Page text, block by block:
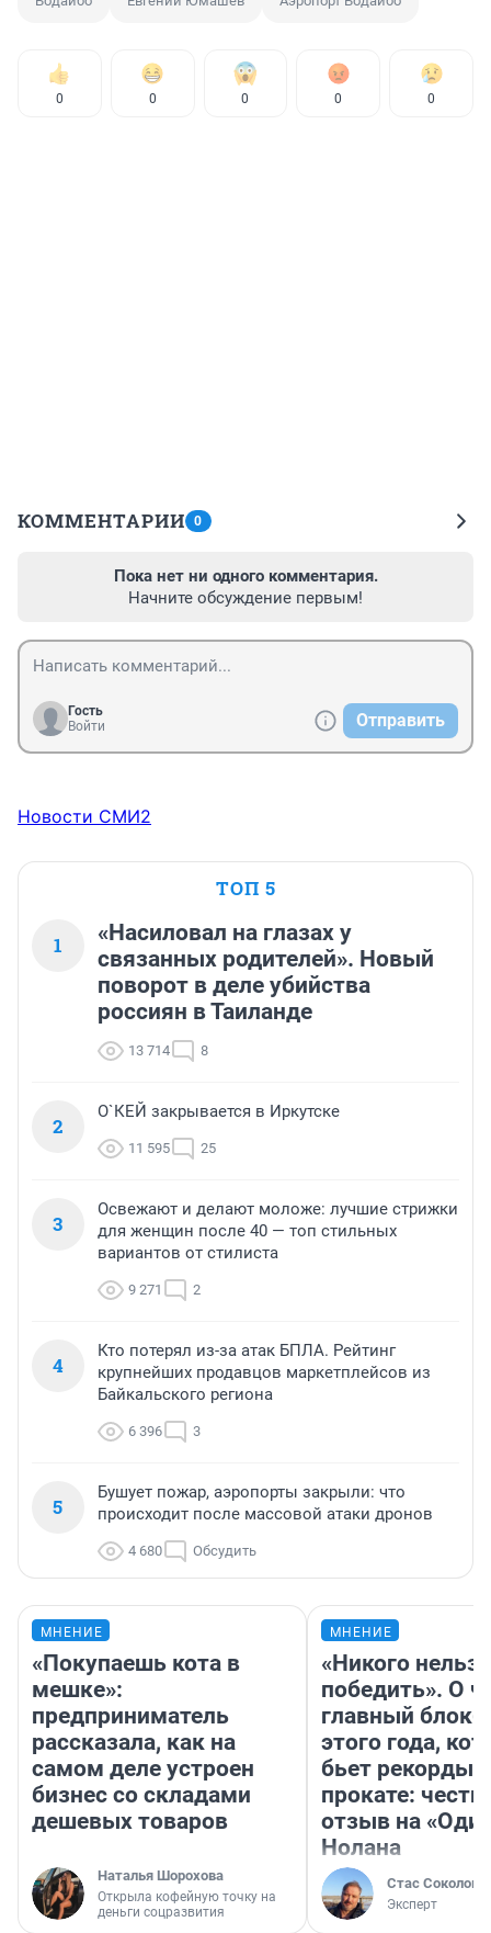
0 0 0 0 0
КОММЕНТАРИИ 0
Пока нет ни одного комментария.
Начните обсуждение первым!
Гость
Войти
Отправить
Новости СМИ2
ТОП 5
1
«Насиловал на глазах у
связанных родителей». Новый
поворот в деле убийства
россиян в Таиланде
13 714 8
2
О`КЕЙ закрывается в Иркутске
11 595 25
3
Освежают и делают моложе: лучшие стрижки
для женщин после 40 — топ стильных
вариантов от стилиста
9 271 2
4
Кто потерял из-за атак БПЛА. Рейтинг
крупнейших продавцов маркетплейсов из
Байкальского региона
6 396 3
5
Бушует пожар, аэропорты закрыли: что
происходит после массовой атаки дронов
4 680 Обсудить
МНЕНИЕ
«Покупаешь кота в
мешке»:
предприниматель
рассказала, как на
самом деле устроен
бизнес со складами
дешевых товаров
Наталья Шорохова
Открыла кофейную точку на
деньги соцразвития
МНЕНИЕ
«Никого нельзя
победить». О
главный
этого года,
бьет рекорды в
прокате:
отзыв на
Нолана
Стас Соколов
Эксперт